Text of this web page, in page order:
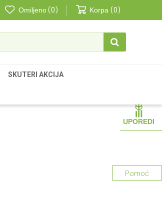
Omiljeno 0 Korpa 0
SKUTERI AKCIJA
UPOREDI
Pomoć